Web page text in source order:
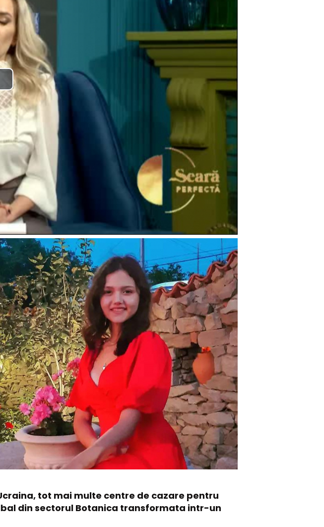
tot mai multe centre de cazare pentru
din sectorul Botanica transformata intr-un